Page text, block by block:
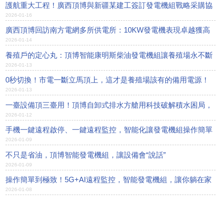
護航重大工程！廣西頂博與新疆某建工簽訂發電機組戰略采購協
議
2026-01-16
廣西頂博回訪南方電網多所供電所：10KW發電機表現卓越獲高
度贊譽
2026-01-14
養殖戶的定心丸：頂博智能康明斯柴油發電機組讓養殖場永不斷
電
2026-01-13
0秒切換！市電一斷立馬頂上，這才是養殖場該有的備用電源！
2026-01-13
一臺設備頂三臺用！頂博自卸式排水方艙用科技破解積水困局，
成建筑行業黑科技
2026-01-12
手機一鍵遠程啟停、一鍵遠程監控，智能化讓發電機組操作簡單
到極致
2026-01-09
不只是省油，頂博智能發電機組，讓設備會“說話”
2026-01-09
操作簡單到極致！5G+AI遠程監控，智能發電機組，讓你躺在家
里也能掌控電力！
2026-01-08